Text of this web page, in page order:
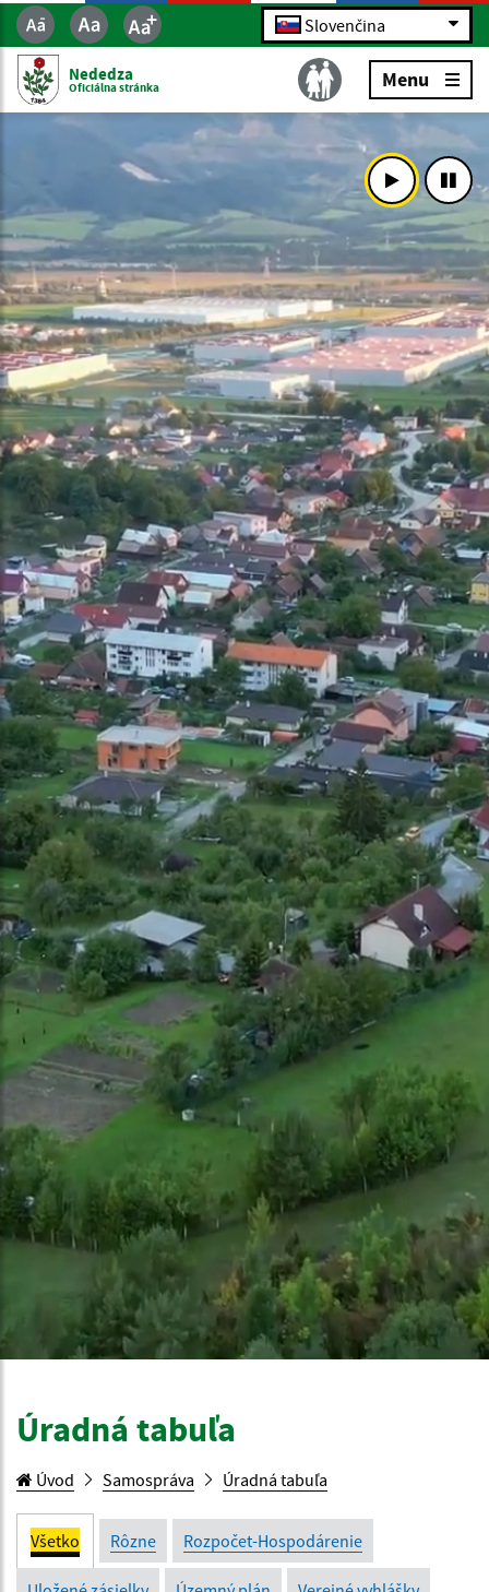
Slovenčina
Nededza
Oficiálna stránka Menu
Úradná tabuľa
Úvod Samospráva Úradná tabuľa
Všetko Rôzne Rozpočet-Hospodárenie